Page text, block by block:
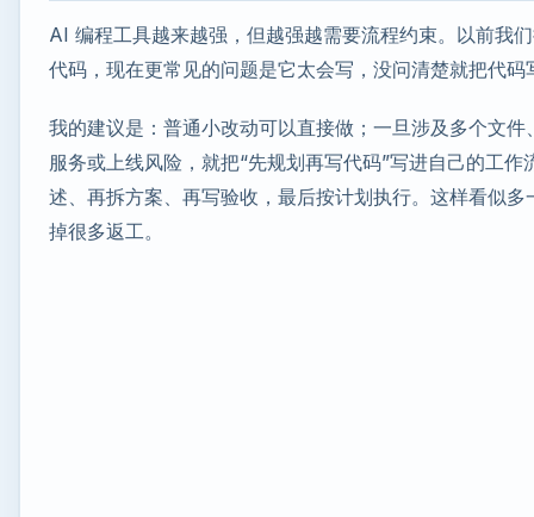
AI 编程工具越来越强，但越强越需要流程约束。以前我
代码，现在更常见的问题是它太会写，没问清楚就把代码
我的建议是：普通小改动可以直接做；一旦涉及多个文件
服务或上线风险，就把“先规划再写代码”写进自己的工作
述、再拆方案、再写验收，最后按计划执行。这样看似多
掉很多返工。